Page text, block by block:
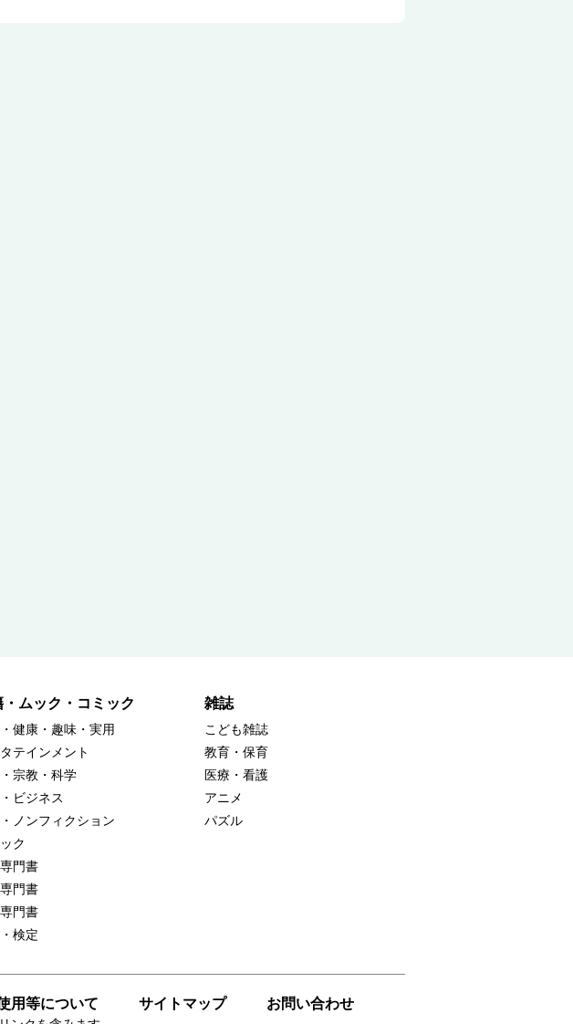
・ムック・コミック
健康・趣味・実用
テインメント
宗教・科学
ビジネス
ノンフィクション
ク
門書
門書
門書
検定
雑誌
こども雑誌
教育・保育
医療・看護
アニメ
パズル
用等について サイトマップ お問い合わせ